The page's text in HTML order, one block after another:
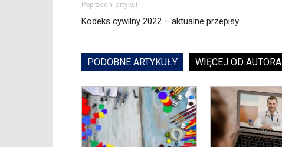
Poprzedni artykuł
Kodeks cywilny 2022 – aktualne przepisy
PODOBNE ARTYKUŁY WIĘCEJ OD AUTORA